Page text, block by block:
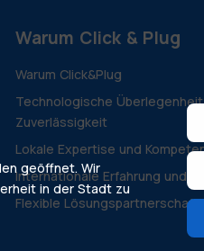
Warum Click & Plug
Warum Click&Plug
Technologische
Zuverlässigkeit
Lokale Expertise und
Internationale Erfahrung und
Flexible Lösungspartnerschaft
geöffnet. Wir
in der Stadt zu